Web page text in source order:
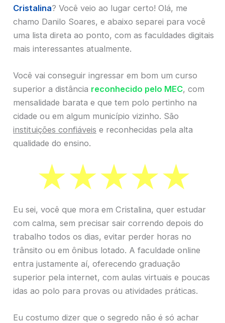
Cristalina? Você veio ao lugar certo! Olá, me
chamo Danilo Soares, e abaixo separei para você
uma lista direta ao ponto, com as faculdades digitais
mais interessantes atualmente.
Você vai conseguir ingressar em bom um curso
superior a distância reconhecido pelo MEC, com
mensalidade barata e que tem polo pertinho na
cidade ou em algum município vizinho. São
instituições confiáveis e reconhecidas pela alta
qualidade do ensino.
Eu sei, você que mora em Cristalina, quer estudar
com calma, sem precisar sair correndo depois do
trabalho todos os dias, evitar perder horas no
trânsito ou em ônibus lotado. A faculdade online
entra justamente aí, oferecendo graduação
superior pela internet, com aulas virtuais e poucas
idas ao polo para provas ou atividades práticas.
Eu costumo dizer que o segredo não é só achar